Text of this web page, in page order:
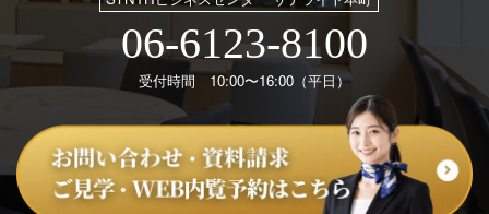
06-6123-8100
受付時間 10:00〜16:00（平日）